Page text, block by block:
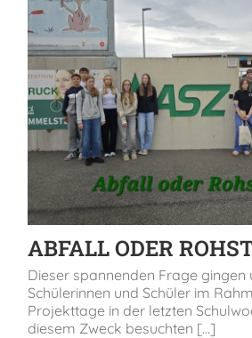
ABFALL ODER
Dieser spannenden Frage gingen
Schülerinnen und Schüler im
Projekttage in der letzten
diesem Zweck besuchten [...]